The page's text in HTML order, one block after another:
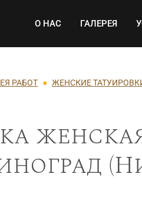
Основная
О НАС ГАЛЕРЕЯ
РАБОТ ЖЕНСКИЕ